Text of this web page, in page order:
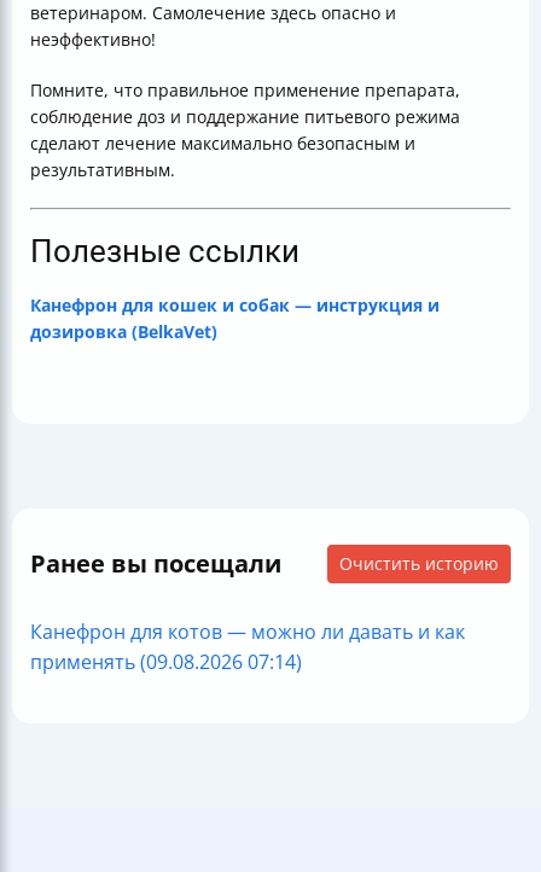
ветеринаром. Самолечение здесь опасно и
неэффективно!
Помните, что правильное применение препарата,
соблюдение доз и поддержание питьевого режима
сделают лечение максимально безопасным и
результативным.
Полезные ссылки
Канефрон для кошек и собак — инструкция и
дозировка (BelkaVet)
Ранее вы посещали Очистить историю
Канефрон для котов — можно ли давать и как
применять (09.08.2026 07:14)